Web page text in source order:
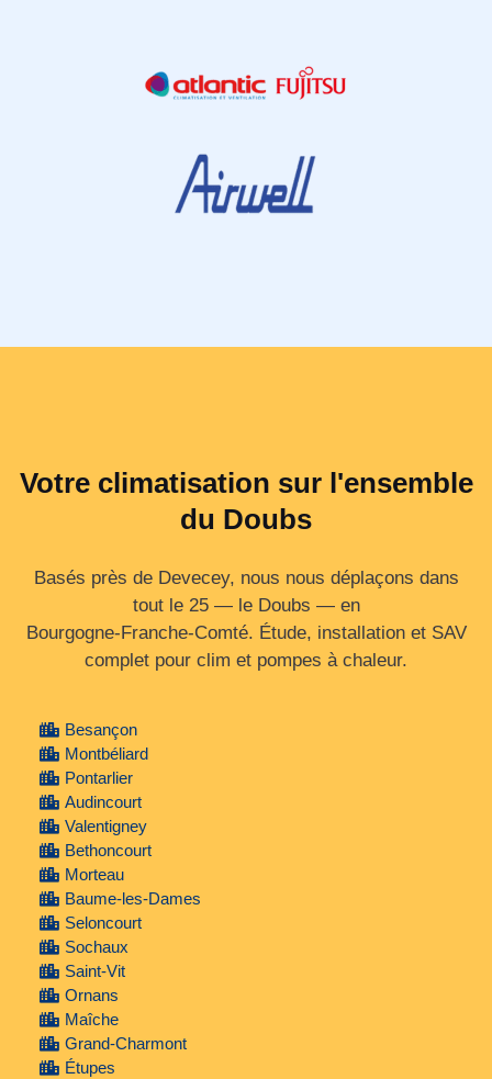
Votre climatisation sur l'ensemble
du Doubs
Basés près de Devecey, nous nous déplaçons dans
tout le 25 — le Doubs — en
Bourgogne‑Franche‑Comté. Étude, installation et SAV
complet pour clim et pompes à chaleur.
Besançon
Montbéliard
Pontarlier
Audincourt
Valentigney
Bethoncourt
Morteau
Baume-les-Dames
Seloncourt
Sochaux
Saint-Vit
Ornans
Maîche
Grand-Charmont
Étupes